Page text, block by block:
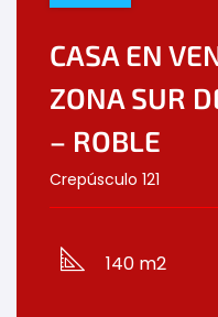
CASA EN
ZONA SUR
– ROBLE
Crepúsculo 121
140 m2